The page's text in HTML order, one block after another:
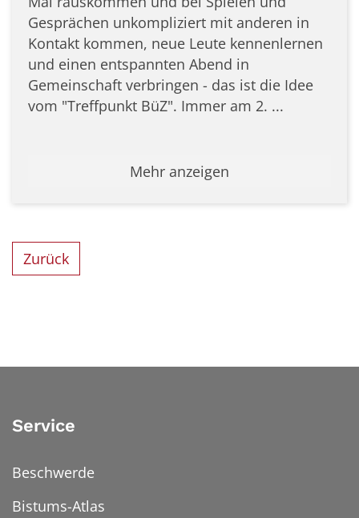
Gesprächen unkompliziert mit anderen in
Kontakt kommen, neue Leute kennenlernen
und einen entspannten Abend in
Gemeinschaft verbringen - das ist die Idee
vom "Treffpunkt BüZ". Immer am 2. ...
Mehr anzeigen
Zurück
Service
Beschwerde
Bistums-Atlas